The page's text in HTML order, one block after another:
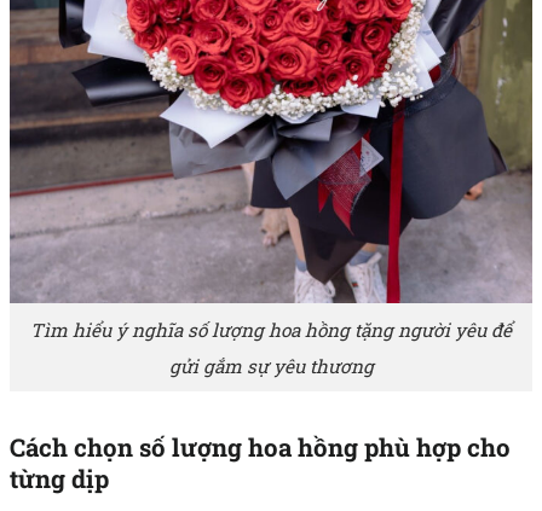
Tìm hiểu ý nghĩa số lượng hoa hồng tặng người yêu để
gửi gắm sự yêu thương
Cách chọn số lượng hoa hồng phù hợp cho
từng dịp